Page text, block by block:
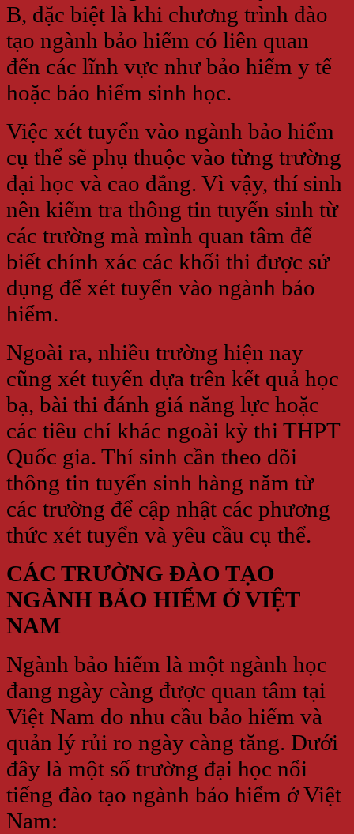
B, đặc biệt là khi chương trình đào
tạo ngành bảo hiểm có liên quan
đến các lĩnh vực như bảo hiểm y tế
hoặc bảo hiểm sinh học.
Việc xét tuyển vào ngành bảo hiểm
cụ thể sẽ phụ thuộc vào từng trường
đại học và cao đẳng. Vì vậy, thí sinh
nên kiểm tra thông tin tuyển sinh từ
các trường mà mình quan tâm để
biết chính xác các khối thi được sử
dụng để xét tuyển vào ngành bảo
hiểm.
Ngoài ra, nhiều trường hiện nay
cũng xét tuyển dựa trên kết quả học
bạ, bài thi đánh giá năng lực hoặc
các tiêu chí khác ngoài kỳ thi THPT
Quốc gia. Thí sinh cần theo dõi
thông tin tuyển sinh hàng năm từ
các trường để cập nhật các phương
thức xét tuyển và yêu cầu cụ thể.
CÁC TRƯỜNG ĐÀO TẠO
NGÀNH BẢO HIỂM Ở VIỆT
NAM
Ngành bảo hiểm là một ngành học
đang ngày càng được quan tâm tại
Việt Nam do nhu cầu bảo hiểm và
quản lý rủi ro ngày càng tăng. Dưới
đây là một số trường đại học nổi
tiếng đào tạo ngành bảo hiểm ở Việt
Nam: